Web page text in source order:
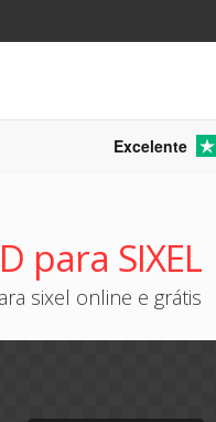
Excelente
para SIXEL
sixel online e grátis